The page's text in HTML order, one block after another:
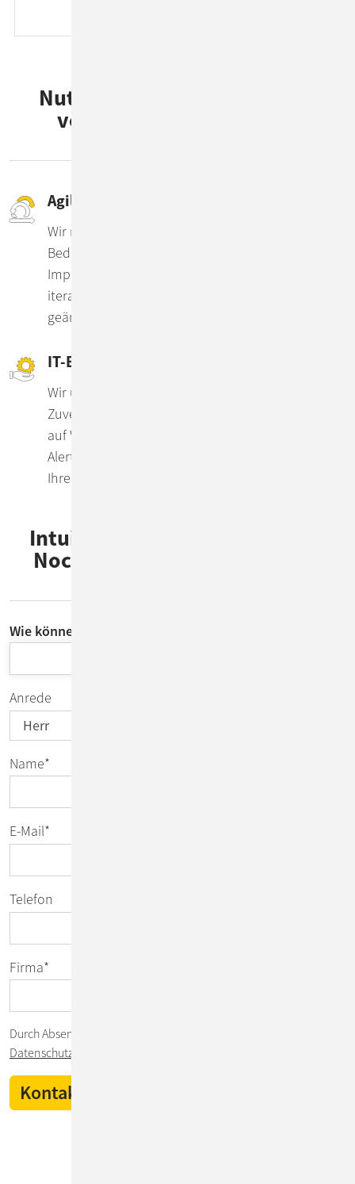
Nutzenzentrierte Software -
von der Planung bis zum
Agiles Projektmanagement
Wir managen Ihr IT-Projekt – von der
Bedarfsplanung und Entwicklung bis hin zur
Implementierung. Software entwickeln wir in
iterativen Releasezyklen. So können wir flexibel auf
geänderte Anforderungen reagieren.
IT-Betrieb
Wir übernehmen den Betrieb Ihrer IT-Landschaft.
Zuverlässig, ISO-zertifiziert, deutschsprachig und
auf Wunsch 24x7. Mit erweitertem Monitoring und
Alerting sichern wir die maximale Verfügbarkeit
Ihrer IT-Services.
Intuitiv und prozessoptimiert:
Noch Fragen rund um UI & UX
Wie können wir Sie unterstützen?
Anrede
Name*
E-Mail*
Telefon
Firma*
Durch Absenden des Formulars stimmen Sie unserer
Datenschutzerklärung